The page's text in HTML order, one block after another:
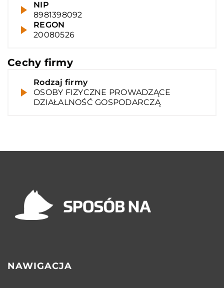
NIP
8981398092
REGON
20080526
Cechy firmy
Rodzaj firmy
OSOBY FIZYCZNE PROWADZĄCE
DZIAŁALNOŚĆ GOSPODARCZĄ
NAWIGACJA